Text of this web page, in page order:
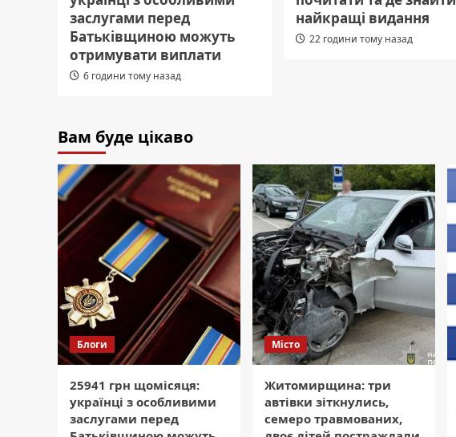
заслугами перед
Батьківщиною можуть
отримувати виплати
6 години тому назад
найкращі видання
22 години тому назад
Вам буде цікаво
Блоги
25941 грн щомісяця:
українці з особливими
заслугами перед
Місто
Житомирщина: три
автівки зіткнулись,
семеро травмованих,